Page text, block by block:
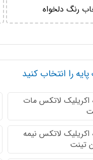
رنگ دلخواه
را انتخاب کنید
اكريليك لاتكس مات
اكريليك لاتكس نيمه
تینت